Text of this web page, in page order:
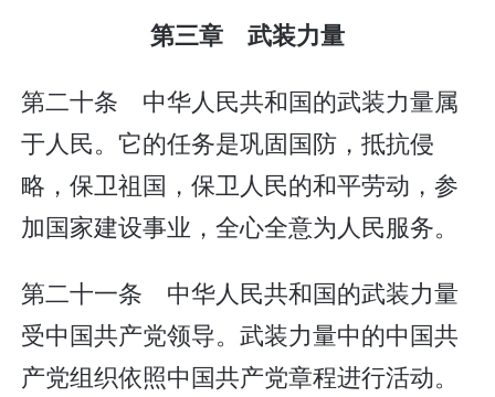
第三章 武装力量
第二十条 中华人民共和国的武装力量属
于人民。它的任务是巩固国防，抵抗侵
略，保卫祖国，保卫人民的和平劳动，参
加国家建设事业，全心全意为人民服务。
第二十一条 中华人民共和国的武装力量
受中国共产党领导。武装力量中的中国共
产党组织依照中国共产党章程进行活动。